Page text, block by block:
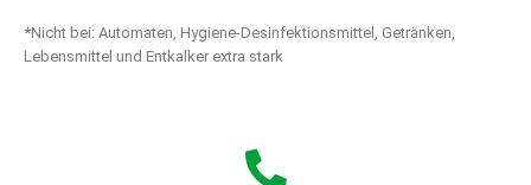
*Nicht bei: Automaten, Hygiene-Desinfektionsmittel, Getränken,
Lebensmittel und Entkalker extra stark